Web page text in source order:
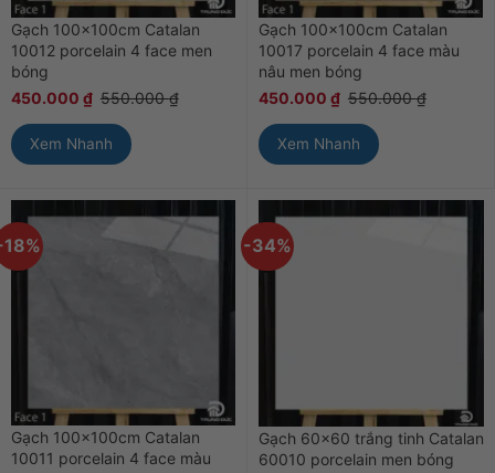
Gạch 100x100cm Catalan
10012 porcelain 4 face men
bóng
450.000 ₫ 550.000₫
Xem Nhanh
Gạch 100x100cm Catalan
10017 porcelain 4 face màu
nâu men bóng
450.000 ₫ 550.000₫
Xem Nhanh
Gạch 100x100cm Catalan
10011 porcelain 4 face màu
-34%
Gạch 60×60 trắng tinh Catalan
60010 porcelain men bóng